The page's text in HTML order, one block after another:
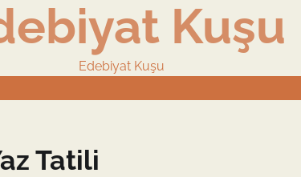
Kuşu
Edebiyat Kuşu
Tatili